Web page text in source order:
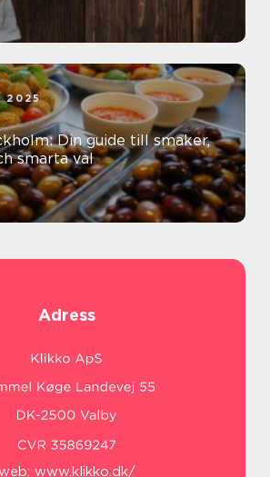
2025
Din guide till smaker,
smarta val
Adress
www.klikko.dk/